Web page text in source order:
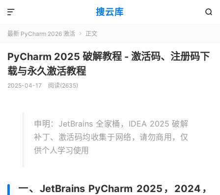
搜云库 

最新 PyCharm 2026 激活  正文
PyCharm 2025 破解教程 - 激活码、注册码下
载与永久激活教程
2025-04-17 阅读(2635)
申明：JetBrains 全家桶，IDEA 2025 破解
补丁、激活码均收集于网络，请勿商用，仅
供个人学习使用
一、JetBrains PyCharm 2025，2024，